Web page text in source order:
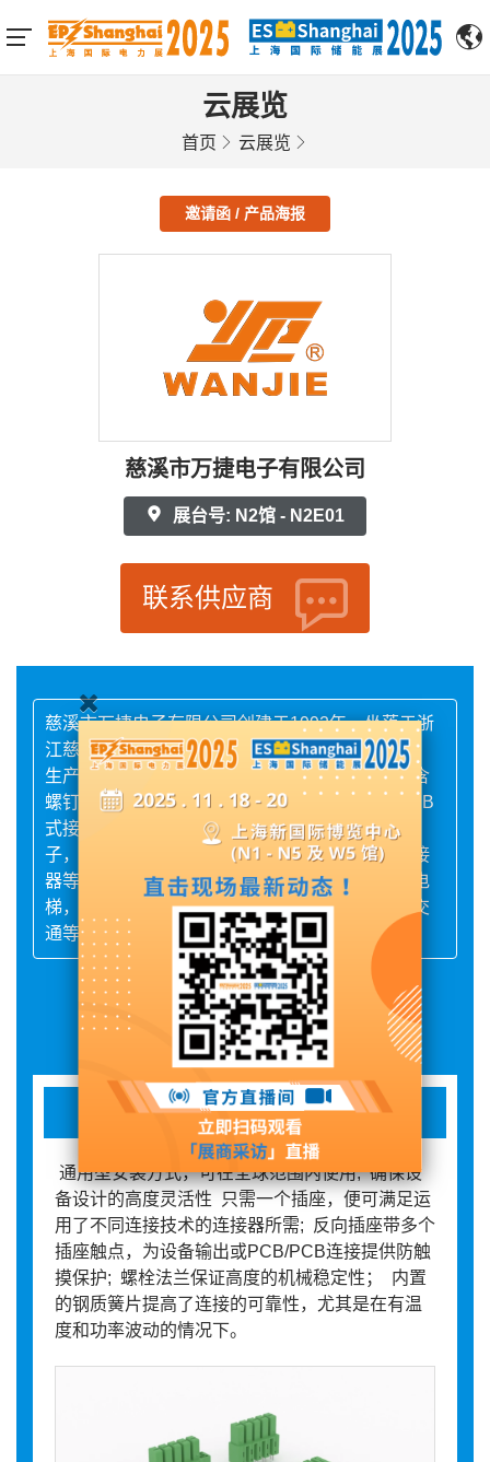
云展览
首页 云展览
邀请函 / 产品海报
慈溪市万捷电子有限公司
展台号: N2馆 - N2E01
联系供应商
慈溪市万捷电子有限公司创建于1992年，坐落于浙
江慈溪，是一家从事接线端子研发，设计，加工，
生产，销售及服务一体化的专业制造商。产品包含
螺钉式PCB接线端子，插拔式接线端子，弹簧PCB
式接线端子，MCS多用途连接器，贯通式接线端
子，栅栏式接线端子，轨道式接线端子，圆形连接
器等系列，广泛应用于电子控制，自动化控制，电
梯，仪器仪表，通讯，电源，安防，照明，轨道交
通等相关领域。
展品详情
WJ3EDGA/B/AM/BM-7.62
通用型安装方式，可在全球范围内使用; 确保设
备设计的高度灵活性 只需一个插座，便可满足运
用了不同连接技术的连接器所需; 反向插座带多个
插座触点，为设备输出或PCB/PCB连接提供防触
摸保护; 螺栓法兰保证高度的机械稳定性； 内置
的钢质簧片提高了连接的可靠性，尤其是在有温
度和功率波动的情况下。